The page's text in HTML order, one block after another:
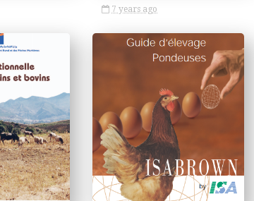
7 years ago
by VETBOOKSTORE